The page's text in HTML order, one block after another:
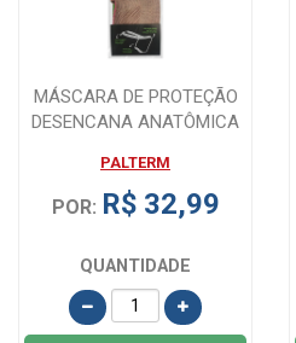
MÁSCARA DE PROTEÇÃO
DESENCANA ANATÔMICA
PALTERM
POR: R$ 32,99
QUANTIDADE